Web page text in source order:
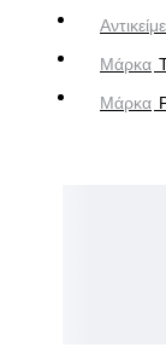
Μάρκα
Μάρκα